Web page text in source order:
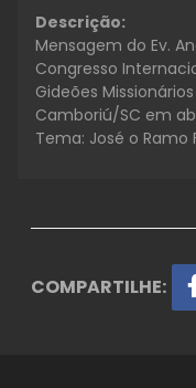
Descrição:
Mensagem do Ev.
Congresso
Gideões
Camboriú/SC em
Tema: José o Ramo
COMPARTILHE: